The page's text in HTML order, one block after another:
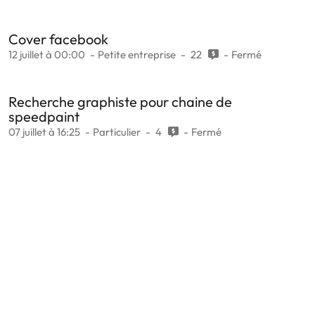
Cover facebook
12 juillet à 00:00 Petite entreprise 22 Fermé
Recherche graphiste pour chaine de
speedpaint
07 juillet à 16:25 Particulier 4 Fermé